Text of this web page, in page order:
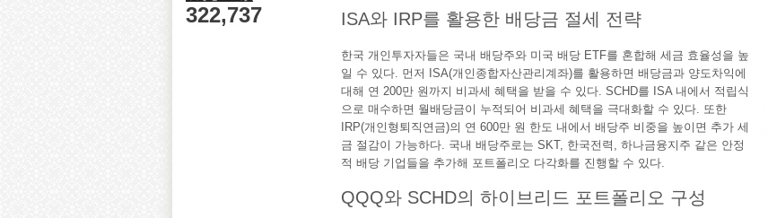
322,737 ISA와 IRP를 활용한 배당금 절세 전략
한국 개인투자자들은 국내 배당주와 미국 배당 ETF를 혼합해 세금 효율성을 높
일 수 있다. 먼저 ISA(개인종합자산관리계좌)를 활용하면 배당금과 양도차익에
대해 연 200만 원까지 비과세 혜택을 받을 수 있다. SCHD를 ISA 내에서 적립식
으로 매수하면 월배당금이 누적되어 비과세 혜택을 극대화할 수 있다. 또한
IRP(개인형퇴직연금)의 연 600만 원 한도 내에서 배당주 비중을 높이면 추가 세
금 절감이 가능하다. 국내 배당주로는 SKT, 한국전력, 하나금융지주 같은 안정
적 배당 기업들을 추가해 포트폴리오 다각화를 진행할 수 있다.
QQQ와 SCHD의 하이브리드 포트폴리오 구성